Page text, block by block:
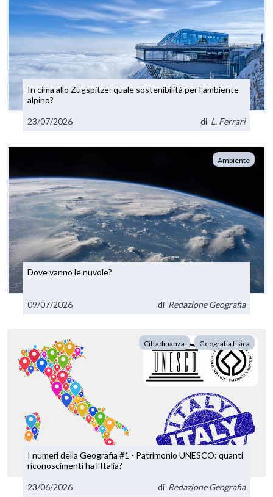
In cima allo Zugspitze: quale sostenibilità per l'ambiente
alpino?
23/07/2026 di L. Ferrari
Ambiente
Dove vanno le nuvole?
09/07/2026 di Redazione Geografia
Cittadinanza Geografia fisica
I numeri della Geografia #1 - Patrimonio UNESCO: quanti
riconoscimenti ha l'Italia?
23/06/2026 di Redazione Geografia